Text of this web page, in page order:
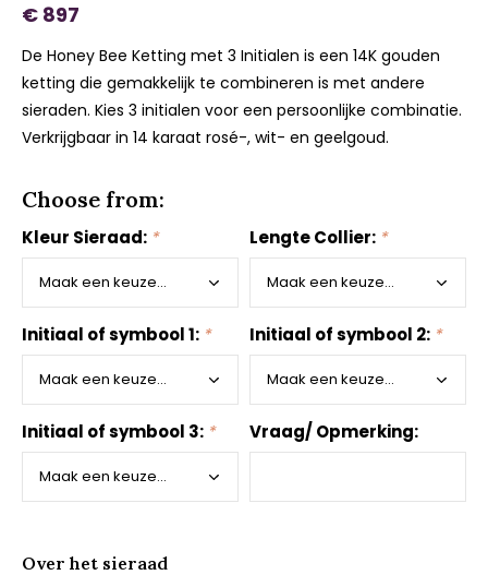
€ 897
De Honey Bee Ketting met 3 Initialen is een 14K gouden
ketting die gemakkelijk te combineren is met andere
sieraden. Kies 3 initialen voor een persoonlijke combinatie.
Verkrijgbaar in 14 karaat rosé-, wit- en geelgoud.
Choose from:
Kleur Sieraad: * Lengte Collier: *
Initiaal of symbool 1: * Initiaal of symbool 2: *
Initiaal of symbool 3: * Vraag/ Opmerking:
Over het sieraad